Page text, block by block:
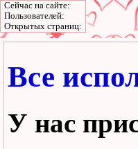
Все
У нас
Сейчас на сайте:
Пользователей:
Открытых страниц: